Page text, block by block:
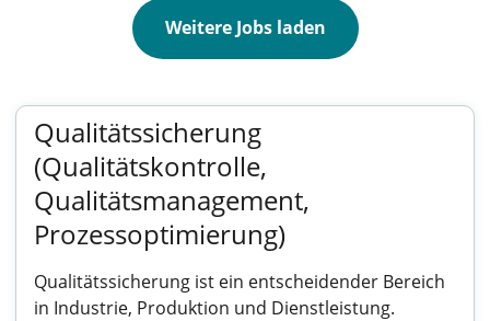
Weitere Jobs laden
Qualitätssicherung
(Qualitätskontrolle,
Qualitätsmanagement,
Prozessoptimierung)
Qualitätssicherung ist ein entscheidender Bereich
in Industrie, Produktion und Dienstleistung.